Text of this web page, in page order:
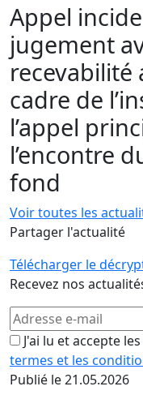
Appel
jugement
recevabilité
cadre de
l’appel
l’encontre
fond
Voir toutes les
Publié le 21.05.2026
Partager l'actualité
Télécharger le
Recevez nos
J'ai lu et accepte
termes et les